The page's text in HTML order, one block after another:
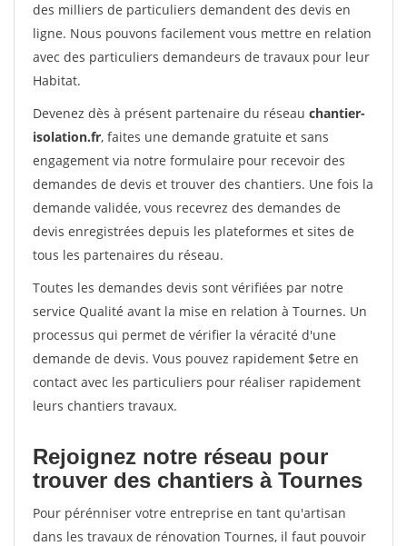
des milliers de particuliers demandent des devis en
ligne. Nous pouvons facilement vous mettre en relation
avec des particuliers demandeurs de travaux pour leur
Habitat.
Devenez dès à présent partenaire du réseau chantier-
isolation.fr, faites une demande gratuite et sans
engagement via notre formulaire pour recevoir des
demandes de devis et trouver des chantiers. Une fois la
demande validée, vous recevrez des demandes de
devis enregistrées depuis les plateformes et sites de
tous les partenaires du réseau.
Toutes les demandes devis sont vérifiées par notre
service Qualité avant la mise en relation à Tournes. Un
processus qui permet de vérifier la véracité d'une
demande de devis. Vous pouvez rapidement $etre en
contact avec les particuliers pour réaliser rapidement
leurs chantiers travaux.
Rejoignez notre réseau pour
trouver des chantiers à Tournes
Pour pérénniser votre entreprise en tant qu'artisan
dans les travaux de rénovation Tournes, il faut pouvoir